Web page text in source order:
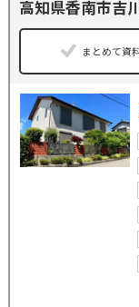
高知県香南市吉
まとめて資